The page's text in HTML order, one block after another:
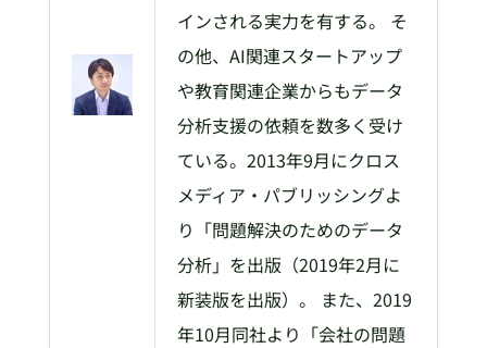
インされる実力を有する。 そ
の他、AI関連スタートアップ
や教育関連企業からもデータ
分析支援の依頼を数多く受け
ている。2013年9月にクロス
メディア・パブリッシングよ
り「問題解決のためのデータ
分析」を出版（2019年2月に
新装版を出版）。 また、2019
年10月同社より「会社の問題